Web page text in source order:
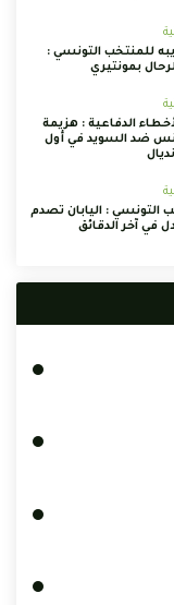
للمنتخب التونسي :
بمونتيري
الدفاعية : هزيمة
ضد السويد في أول
التونسي : اليابان تصدم
في آخر الدقائق